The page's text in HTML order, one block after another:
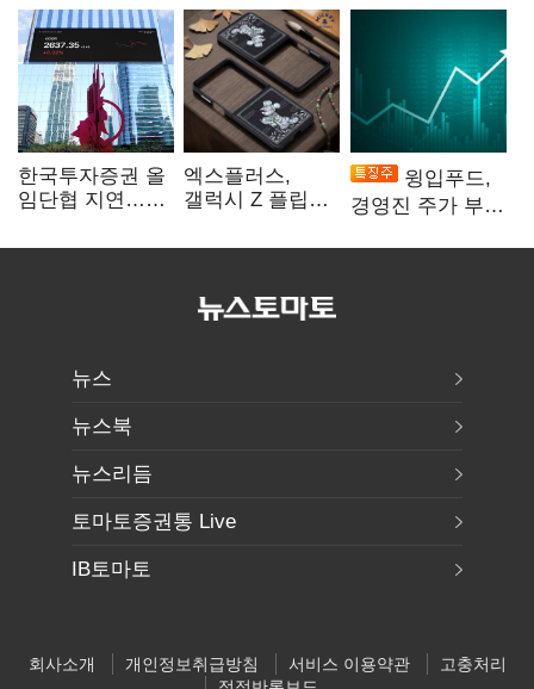
한국투자증권 올
임단협 지연…
엑스플러스,
갤럭시 Z 플립8·
액세서리 출시
윙입푸드,
경영진 주가 부양
뉴스
뉴스북
뉴스리듬
토마토증권통 Live
IB토마토
회사소개 개인정보취급방침 서비스 이용약관
고충처리